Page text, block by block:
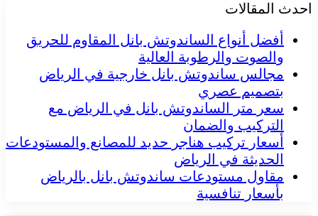
احدث المقالات
أفضل أنواع الساندوتش بانل المقاوم للحريق
والصوت والرطوبة العالية
مجالس ساندوتش بانل خارجية في الرياض
بتصميم عصري
سعر متر الساندوتش بانل في الرياض مع
التركيب والضمان
أسعار تركيب هناجر حديد للمصانع والمستودعات
الحديثة في الرياض
مقاول مستودعات ساندوتش بانل بالرياض
بأسعار تنافسية